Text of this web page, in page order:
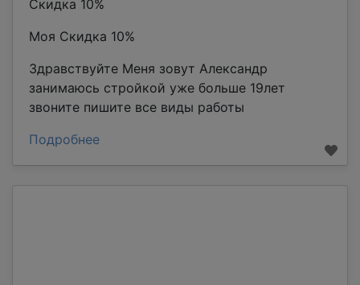
Скидка 10%
Моя Скидка 10%
Здравствуйте Меня зовут Александр
занимаюсь стройкой уже больше 19лет
звоните пишите все виды работы
Подробнее